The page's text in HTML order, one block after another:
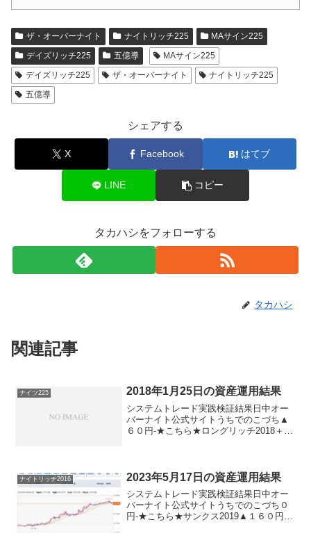
ザ・オーバーナイト ナイトリッチ225
MAサイン225
デイズリッチ225
五億導
MAサイン225
デイズリッチ225
ザ・オーバーナイト
ナイトリッチ225
五億導
シェアする
X Facebook はてブ
LINE コピー
タカハシをフォローする
タカハシ
関連記事
ナイツ225 2018年1月25日の資産運用結果
システムトレード実践検証結果日中オー
バーナイト公式サイトうちでのこづち▲
６０円-★こちら★ロングリッチ2018＋６
こ...
ナイトリッチ2016 2023年5月17日の資産運用結果
システムトレード実践検証結果日中オー
バーナイト公式サイトうちでのこづち０
円-★こちら★サンクス2019▲１６０円-